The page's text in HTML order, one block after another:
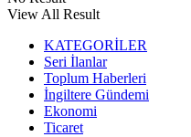
View All Result
KATEGORİLER
Seri İlanlar
Toplum Haberleri
İngiltere Gündemi
Ekonomi
Ticaret